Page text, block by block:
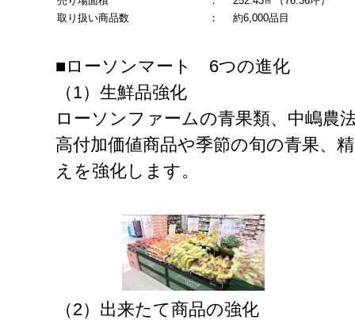
取り扱い商品数
： 約6,000品目
■ローソンマート 6つの進化
（1）生鮮品強化
ローソンファームの青果類、中嶋農
高付加価値商品や季節の旬の青果、
えを強化します。
（2）出来たて商品の強化